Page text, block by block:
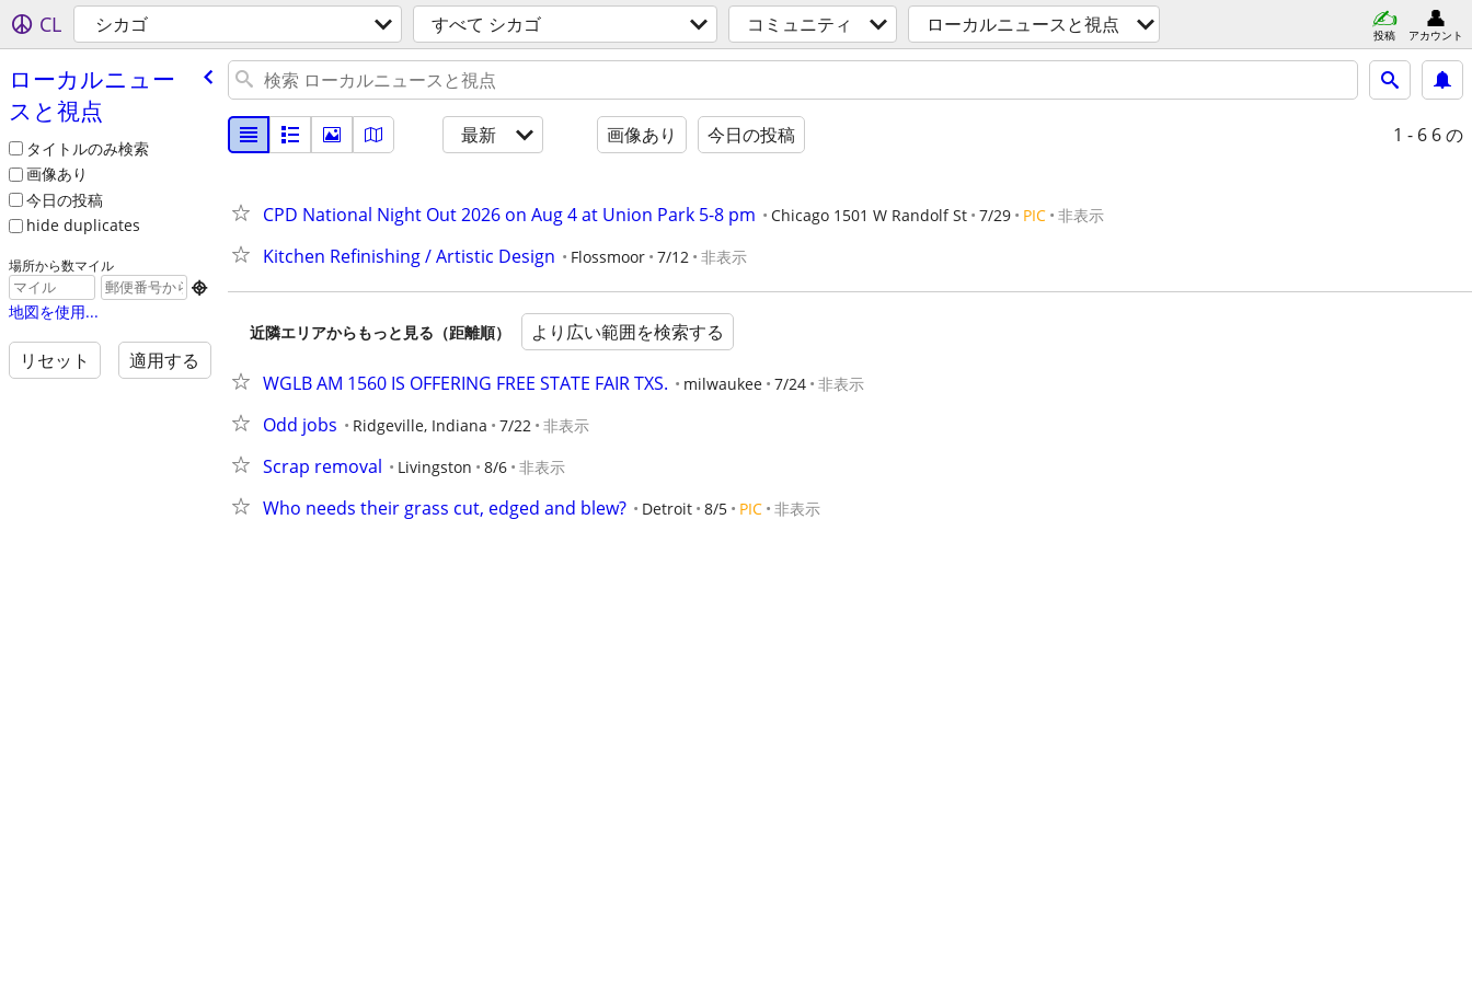
CL シカゴ すべて シカゴ コミュニティ ローカルニュースと視点 投稿 アカウント
ローカルニュー
スと視点
タイトルのみ検索
画像あり
今日の投稿
hide duplicates
場所から数マイル

地図を使用...
リセット 適用する
最新 画像あり 今日の投稿 1 - 6 6 の
CPD National Night Out 2026 on Aug 4 at Union Park 5-8 pm Chicago 1501 W Randolf St 7/29 PIC 非表示
Kitchen Refinishing / Artistic Design Flossmoor 7/12 非表示
近隣エリアからもっと見る（距離順） より広い範囲を検索する
WGLB AM 1560 IS OFFERING FREE STATE FAIR TXS. milwaukee 7/24 非表示
Odd jobs Ridgeville, Indiana 7/22 非表示
Scrap removal Livingston 8/6 非表示
Who needs their grass cut, edged and blew? Detroit 8/5 PIC 非表示